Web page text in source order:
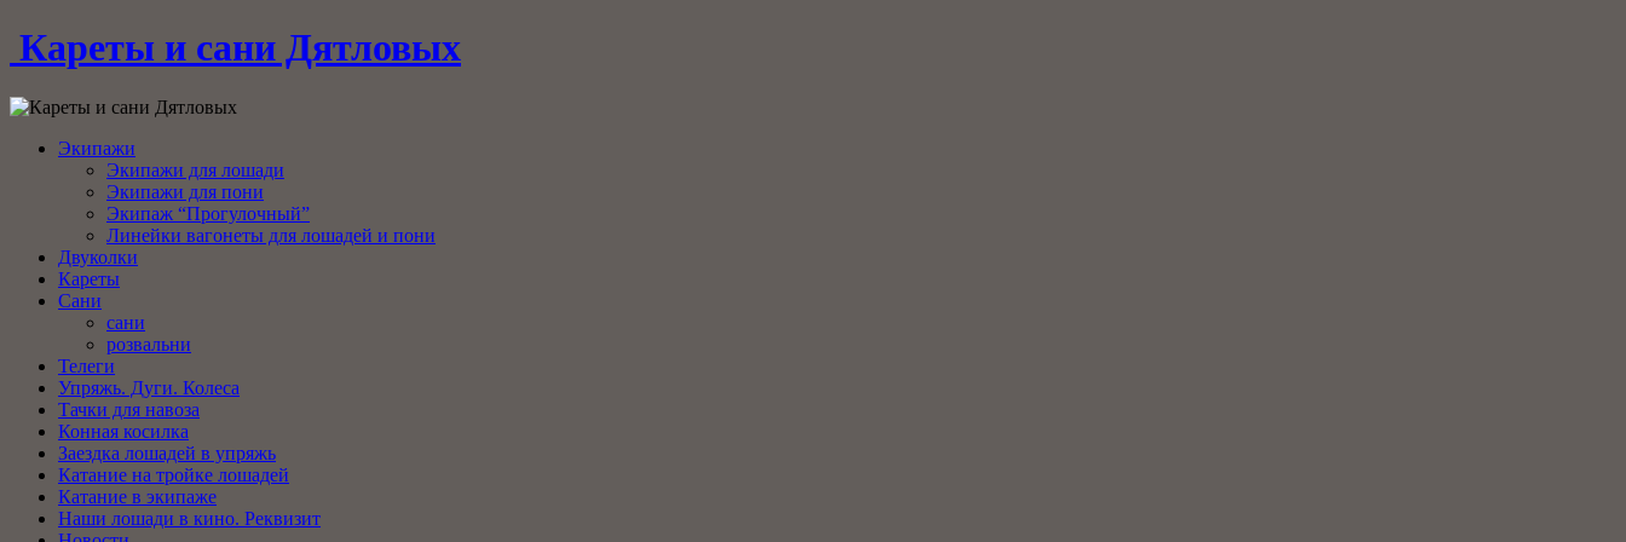
Кареты и сани Дятловых
Экипажи
Экипажи для лошади
Экипажи для пони
Экипаж “Прогулочный”
Линейки вагонеты для лошадей и пони
Двуколки
Кареты
Сани
сани
розвальни
Телеги
Упряжь. Дуги. Колеса
Тачки для навоза
Конная косилка
Заездка лошадей в упряжь
Катание на тройке лошадей
Катание в экипаже
Наши лошади в кино. Реквизит